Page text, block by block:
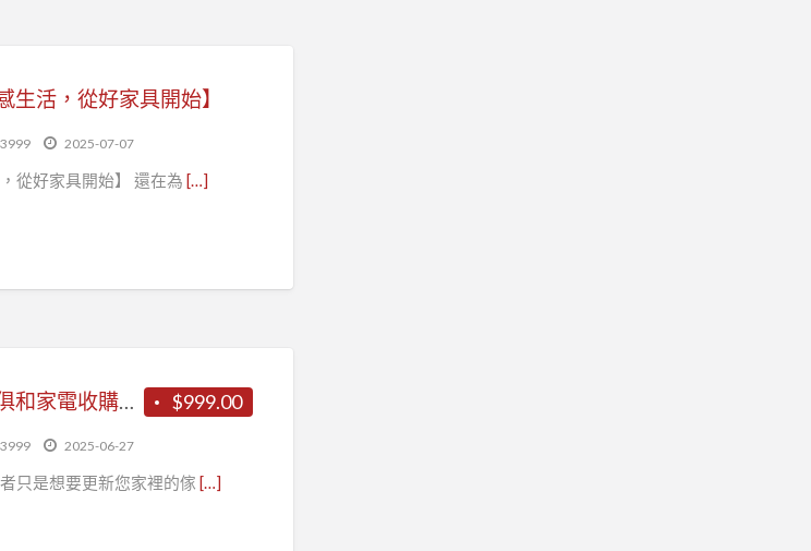
生活，從好家具開始】
2025-07-07
從好家具開始】 還在為 […]
$999.00
歡迎光臨我們的二手傢俱和家電收購服務！
2025-06-27
只是想要更新您家裡的傢 […]